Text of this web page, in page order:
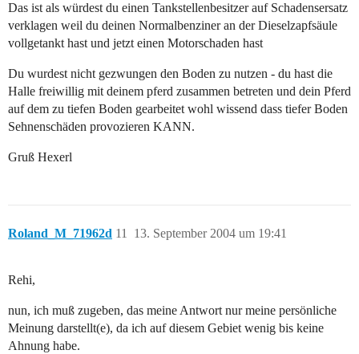
Das ist als würdest du einen Tankstellenbesitzer auf Schadensersatz
verklagen weil du deinen Normalbenziner an der Dieselzapfsäule
vollgetankt hast und jetzt einen Motorschaden hast
Du wurdest nicht gezwungen den Boden zu nutzen - du hast die
Halle freiwillig mit deinem pferd zusammen betreten und dein Pferd
auf dem zu tiefen Boden gearbeitet wohl wissend dass tiefer Boden
Sehnenschäden provozieren KANN.
Gruß Hexerl
Roland_M_71962d 13. September 2004 um 19:41
11
Rehi,
nun, ich muß zugeben, das meine Antwort nur meine persönliche
Meinung darstellt(e), da ich auf diesem Gebiet wenig bis keine
Ahnung habe.